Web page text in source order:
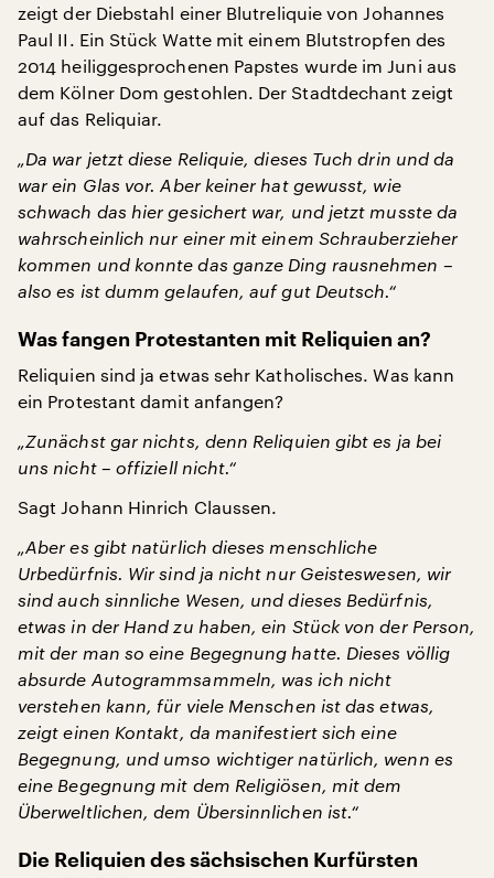
zeigt der Diebstahl einer Blutreliquie von Johannes
Paul II. Ein Stück Watte mit einem Blutstropfen des
2014 heiliggesprochenen Papstes wurde im Juni aus
dem Kölner Dom gestohlen. Der Stadtdechant zeigt
auf das Reliquiar.
„Da war jetzt diese Reliquie, dieses Tuch drin und da
war ein Glas vor. Aber keiner hat gewusst, wie
schwach das hier gesichert war, und jetzt musste da
wahrscheinlich nur einer mit einem Schrauberzieher
kommen und konnte das ganze Ding rausnehmen –
also es ist dumm gelaufen, auf gut Deutsch.“
Was fangen Protestanten mit Reliquien an?
Reliquien sind ja etwas sehr Katholisches. Was kann
ein Protestant damit anfangen?
„Zunächst gar nichts, denn Reliquien gibt es ja bei
uns nicht – offiziell nicht.“
Sagt Johann Hinrich Claussen.
„Aber es gibt natürlich dieses menschliche
Urbedürfnis. Wir sind ja nicht nur Geisteswesen, wir
sind auch sinnliche Wesen, und dieses Bedürfnis,
etwas in der Hand zu haben, ein Stück von der Person,
mit der man so eine Begegnung hatte. Dieses völlig
absurde Autogrammsammeln, was ich nicht
verstehen kann, für viele Menschen ist das etwas,
zeigt einen Kontakt, da manifestiert sich eine
Begegnung, und umso wichtiger natürlich, wenn es
eine Begegnung mit dem Religiösen, mit dem
Überweltlichen, dem Übersinnlichen ist.“
Die Reliquien des sächsischen Kurfürsten